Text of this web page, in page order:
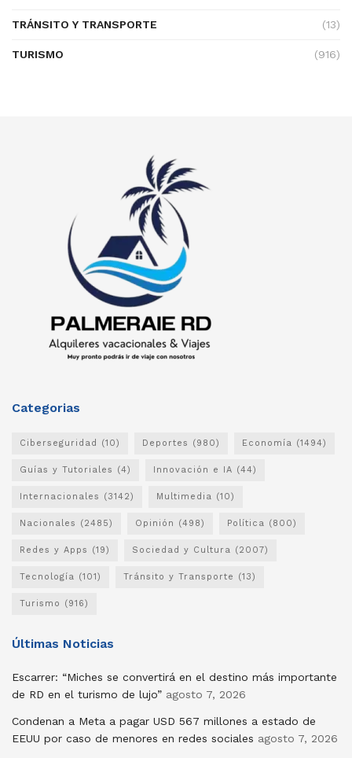
TRÁNSITO Y TRANSPORTE (13)
TURISMO (916)
Categorias
Ciberseguridad (10) Deportes (980) Economía (1494)
Guías y Tutoriales (4) Innovación e IA (44)
Internacionales (3142) Multimedia (10)
Nacionales (2485) Opinión (498) Política (800)
Redes y Apps (19) Sociedad y Cultura (2007)
Tecnología (101) Tránsito y Transporte (13)
Turismo (916)
Últimas Noticias
Escarrer: “Miches se convertirá en el destino más importante
de RD en el turismo de lujo” agosto 7, 2026
Condenan a Meta a pagar USD 567 millones a estado de
EEUU por caso de menores en redes sociales agosto 7, 2026